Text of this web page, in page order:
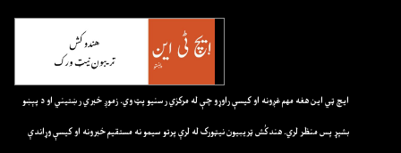
ايچ ټي اين هغه مهم غږونه او کيسې راوړو چې له مرکزي رسنيو پټ وي. زموږ خبري رښتيني او د پېښو
بشپړ پس منظر لري. هندکُش ټريبيون نيټورک له لرې پرتو سيمو نه مستقيم خبرونه او کيسې وړاندې